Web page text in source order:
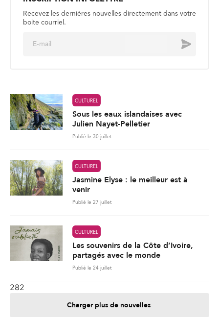
Sous les eaux islandaises avec
Jasmine Elyse : le meilleur est à
venir
Publié le 27 juillet
Les souvenirs de la Côte d’Ivoire,
partagés avec le monde
Publié le 24 juillet
Charger plus de nouvelles
Je contribue